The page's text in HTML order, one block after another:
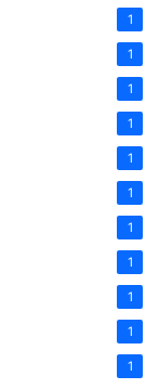
1
1
1
1
1
1
1
1
1
1
1